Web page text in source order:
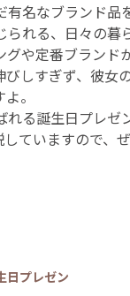
有名なブランド品
られる、日々の暮
グや定番ブランド
しすぎず、彼女
。
れる誕生日プレゼ
ていますので、
日プレゼン